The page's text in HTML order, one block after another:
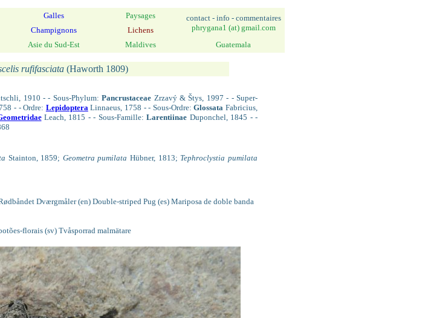
Galles Paysages
contact - info - commentaires
phrygana1 (at) gmail.com
Champignons
Lichens
Asie du Sud-Est Maldives Guatemala
rufifasciata (Haworth 1809)
1910 - - Sous-Phylum:Pancrustaceae Zrzavý & Štys, 1997 - - Super-
- - Ordre: LepidopteraLinnaeus, 1758 - - Sous-Ordre:Glossata Fabricius,
Leach, 1815 - - Sous-Famille:Larentiinae Duponchel, 1845 - -
Stainton, 1859; Geometra pumilata Hübner, 1813; Tephroclystia pumilata
Dværgmåler (en) Double-striped Pug (es) Mariposa de doble banda
florais (sv) Tvåsporrad malmätare